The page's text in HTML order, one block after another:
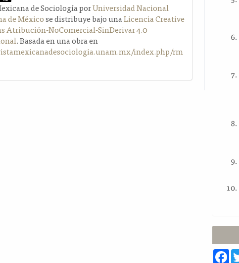
de Sociología porUniversidad Nacional
de Méxicose distribuye bajo unaLicencia Creative
Atribución-NoComercial-SinDerivar 4.0
. Basada en una obra en
index.php/rm
F